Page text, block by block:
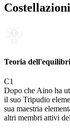
Costellazioni
Teoria
C1
Dopo che Aino ha
il suo Tripudio
sua maestria
altri membri attivi